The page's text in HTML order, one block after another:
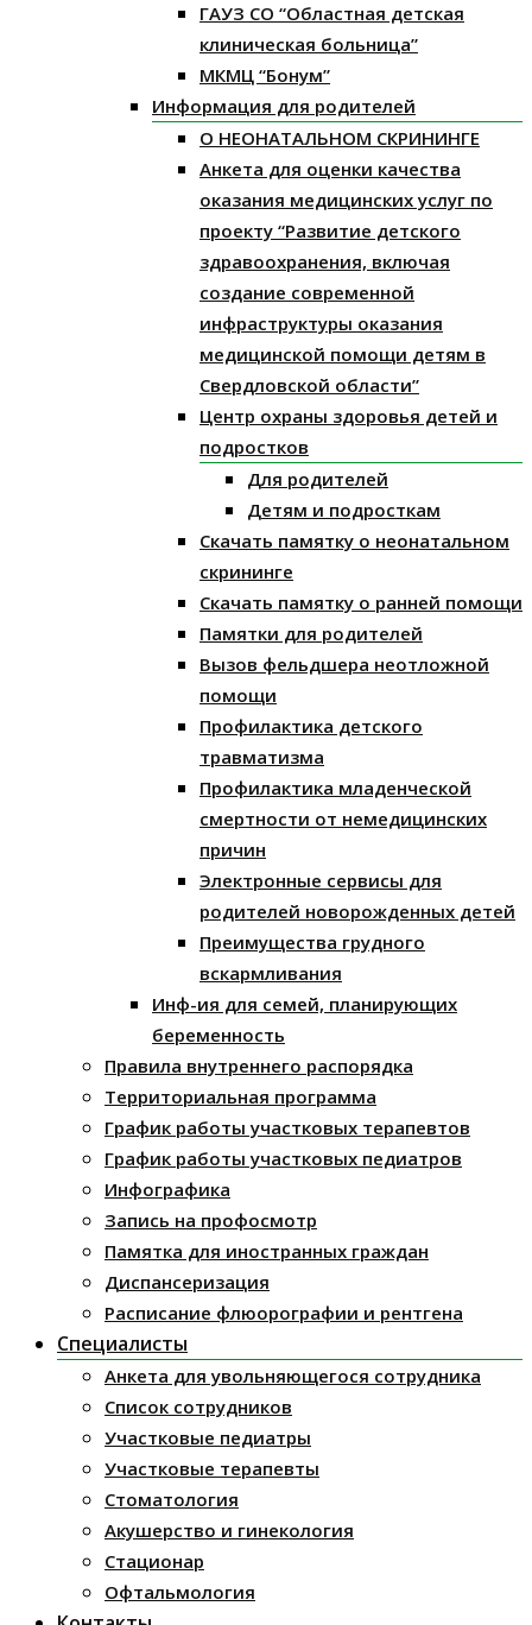
ГАУЗ СО “Областная детская
клиническая больница”
МКМЦ “Бонум”
Информация для родителей
О НЕОНАТАЛЬНОМ СКРИНИНГЕ
Анкета для оценки качества
оказания медицинских услуг по
проекту “Развитие детского
здравоохранения, включая
создание современной
инфраструктуры оказания
медицинской помощи детям в
Свердловской области”
Центр охраны здоровья детей и
подростков
Для родителей
Детям и подросткам
Скачать памятку о неонатальном
скрининге
Скачать памятку о ранней помощи
Памятки для родителей
Вызов фельдшера неотложной
помощи
Профилактика детского
травматизма
Профилактика младенческой
смертности от немедицинских
причин
Электронные сервисы для
родителей новорожденных детей
Преимущества грудного
вскармливания
Инф-ия для семей, планирующих
беременность
Правила внутреннего распорядка
Территориальная программа
График работы участковых терапевтов
График работы участковых педиатров
Инфографика
Запись на профосмотр
Памятка для иностранных граждан
Диспансеризация
Расписание флюорографии и рентгена
Специалисты
Анкета для увольняющегося сотрудника
Список сотрудников
Участковые педиатры
Участковые терапевты
Стоматология
Акушерство и гинекология
Стационар
Офтальмология